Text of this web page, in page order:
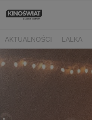
AKTUALNOŚCI LALKA
BEREK
DRZEWO MAGII